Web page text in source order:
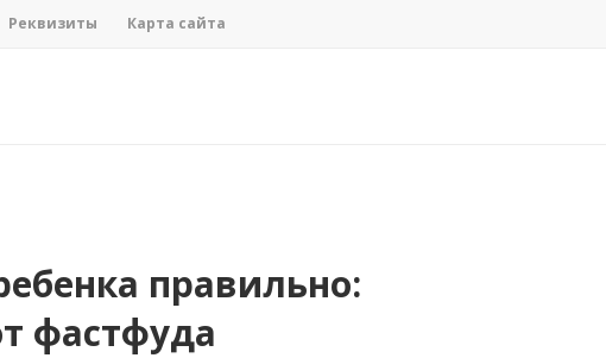
Реквизиты Карта сайта
правильно:
фастфуда